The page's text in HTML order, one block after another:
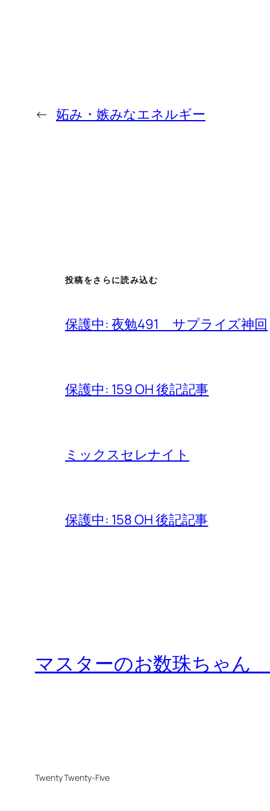
← 妬み・嫉みなエネルギー
投稿をさらに読み込む
保護中: 夜勉491 サプライズ神回
保護中: 159 OH 後記記事
ミックスセレナイト
保護中: 158 OH 後記記事
マスターのお数珠ちゃん
Twenty Twenty-Five